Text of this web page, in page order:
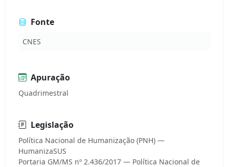
Fonte
CNES
Apuração
Quadrimestral
Legislação
Política Nacional de Humanização (PNH) —
HumanizaSUS
Portaria GM/MS nº 2.436/2017 — Política Nacional de